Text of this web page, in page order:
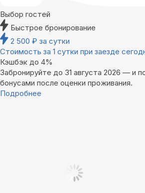
Выбор гостей
Быстрое бронирование
2 500 ₽ за сутки
Стоимость за 1 сутки при заезде
Кэшбэк до 4%
Забронируйте до 31 августа 2026 — и
бонусами после оценки проживания.
Подробнее